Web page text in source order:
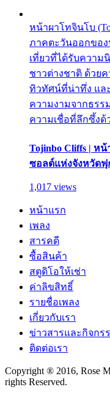
หน้าผาโทจินโบ
ภาคตะวันออกขอ
เที่ยวที่ได้รับความ
ชาวต่างชาติ ด้วย
ทิวทัศน์ที่น่าทึ่ง แล
ความงามจากธรร
ความเชื่อที่ลึกซึ้งด้
Tojinbo Cliffs | ห
ซอลต์แห่งจังหวัด
1,017 views
หน้าแรก
เพลง
สารคดี
ซื้อสินค้า
สตูดิโอให้เช่า
ค่าลิขสิทธิ์
รายชื่อเพลง
เกี่ยวกับเรา
ข่าวสารและกิจกร
ติดต่อเรา
Copyright ® 2016, Rose
rights Reserved.